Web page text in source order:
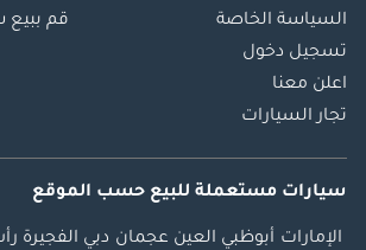
السياسة الخاصة
تسجيل دخول
اعلن معنا
تجار السيارات
قم ببيع
سيارات مستعملة للبيع حسب الموقع
الإمارات أبوظبي العين عجمان دبي الفجيرة